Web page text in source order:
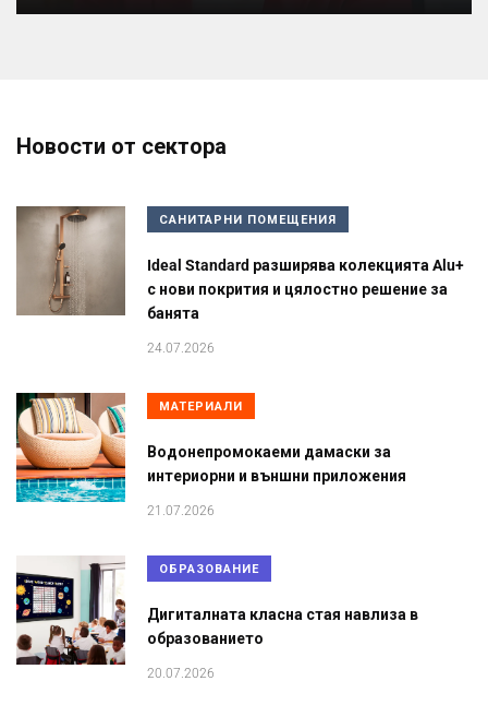
Новости от сектора
САНИТАРНИ ПОМЕЩЕНИЯ
Ideal Standard разширява колекцията Alu+
с нови покрития и цялостно решение за
банята
24.07.2026
МАТЕРИАЛИ
Водонепромокаеми дамаски за
интериорни и външни приложения
21.07.2026
ОБРАЗОВАНИЕ
Дигиталната класна стая навлиза в
образованието
20.07.2026